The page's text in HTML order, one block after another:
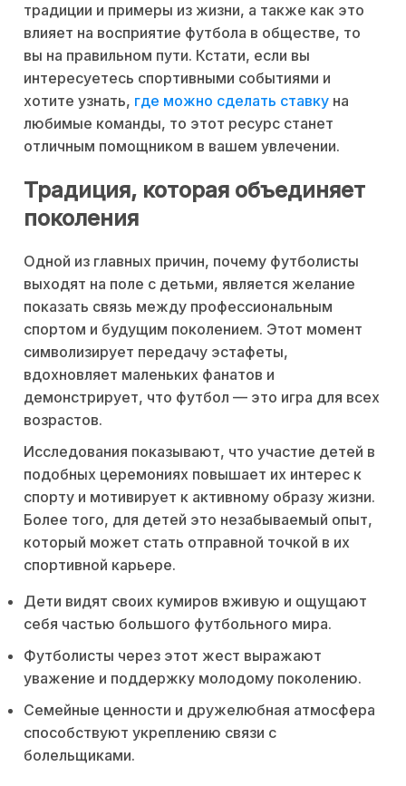
традиции и примеры из жизни, а также как это
влияет на восприятие футбола в обществе, то
вы на правильном пути. Кстати, если вы
интересуетесь спортивными событиями и
хотите узнать, где можно сделать ставку на
любимые команды, то этот ресурс станет
отличным помощником в вашем увлечении.
Традиция, которая объединяет
поколения
Одной из главных причин, почему футболисты
выходят на поле с детьми, является желание
показать связь между профессиональным
спортом и будущим поколением. Этот момент
символизирует передачу эстафеты,
вдохновляет маленьких фанатов и
демонстрирует, что футбол — это игра для всех
возрастов.
Исследования показывают, что участие детей в
подобных церемониях повышает их интерес к
спорту и мотивирует к активному образу жизни.
Более того, для детей это незабываемый опыт,
который может стать отправной точкой в их
спортивной карьере.
Дети видят своих кумиров вживую и ощущают
себя частью большого футбольного мира.
Футболисты через этот жест выражают
уважение и поддержку молодому поколению.
Семейные ценности и дружелюбная атмосфера
способствуют укреплению связи с
болельщиками.